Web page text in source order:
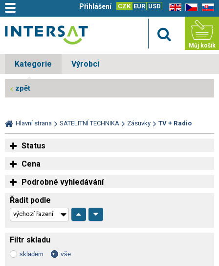
EN CZ SK
CZK EUR USD
Přihlášení
Můj košík
Kategorie Výrobci
zpět
Hlavní strana SATELITNÍ TECHNIKA Zásuvky TV + Radio
Status
Cena
Podrobné vyhledávání
Řadit podle
Filtr skladu
skladem vše